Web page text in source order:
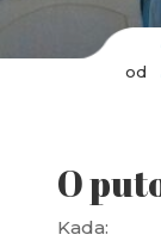
od
O
Kada: